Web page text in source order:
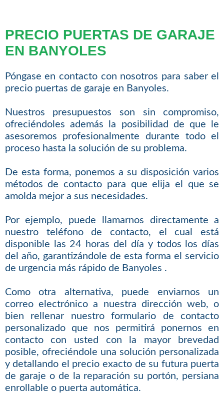
PRECIO PUERTAS DE GARAJE
EN BANYOLES
Póngase en contacto con nosotros para saber el
precio puertas de garaje en Banyoles.
Nuestros presupuestos son sin compromiso,
ofreciéndoles además la posibilidad de que le
asesoremos profesionalmente durante todo el
proceso hasta la solución de su problema.
De esta forma, ponemos a su disposición varios
métodos de contacto para que elija el que se
amolda mejor a sus necesidades.
Por ejemplo, puede llamarnos directamente a
nuestro teléfono de contacto, el cual está
disponible las 24 horas del día y todos los días
del año, garantizándole de esta forma el servicio
de urgencia más rápido de Banyoles .
Como otra alternativa, puede enviarnos un
correo electrónico a nuestra dirección web, o
bien rellenar nuestro formulario de contacto
personalizado que nos permitirá ponernos en
contacto con usted con la mayor brevedad
posible, ofreciéndole una solución personalizada
y detallando el precio exacto de su futura puerta
de garaje o de la reparación su portón, persiana
enrollable o puerta automática.